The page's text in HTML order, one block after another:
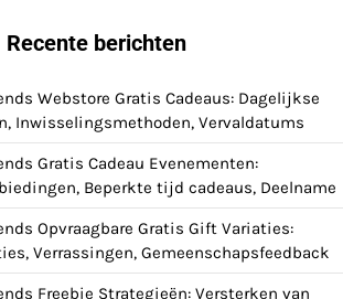
Recente berichten
Webstore Gratis Cadeaus: Dagelijkse
Inwisselingsmethoden, Vervaldatums
Gratis Cadeau Evenementen:
Beperkte tijd cadeaus, Deelname
Opvraagbare Gratis Gift Variaties:
Verrassingen, Gemeenschapsfeedback
Freebie Strategieën: Versterken van